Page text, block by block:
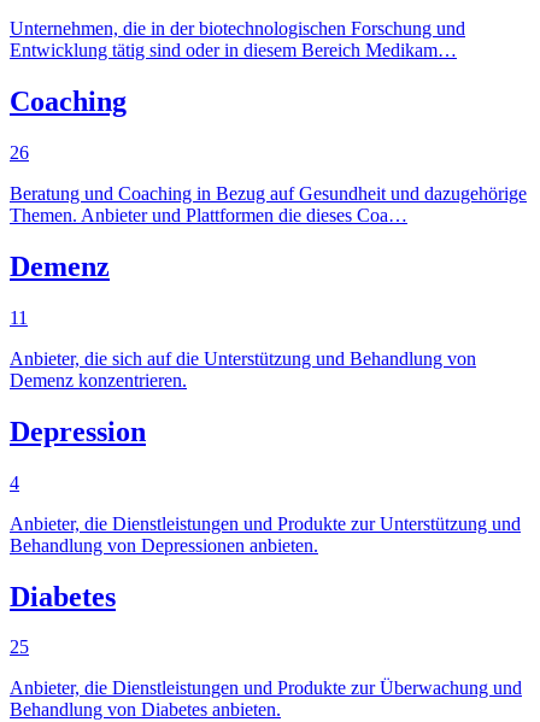
Unternehmen, die in der biotechnologischen Forschung und
Entwicklung tätig sind oder in diesem Bereich Medikam…
Coaching
26
Beratung und Coaching in Bezug auf Gesundheit und dazugehörige
Themen. Anbieter und Plattformen die dieses Coa…
Demenz
11
Anbieter, die sich auf die Unterstützung und Behandlung von
Demenz konzentrieren.
Depression
4
Anbieter, die Dienstleistungen und Produkte zur Unterstützung und
Behandlung von Depressionen anbieten.
Diabetes
25
Anbieter, die Dienstleistungen und Produkte zur Überwachung und
Behandlung von Diabetes anbieten.